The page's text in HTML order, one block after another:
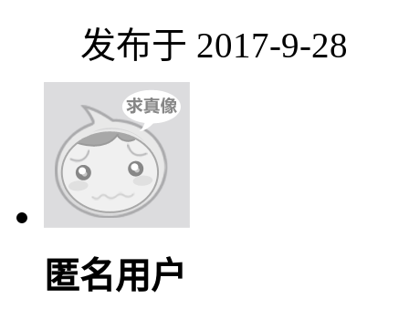
发布于 2017-9-28
匿名用户